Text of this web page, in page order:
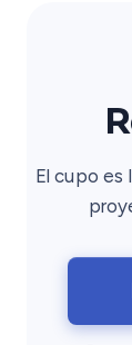
El cupo es